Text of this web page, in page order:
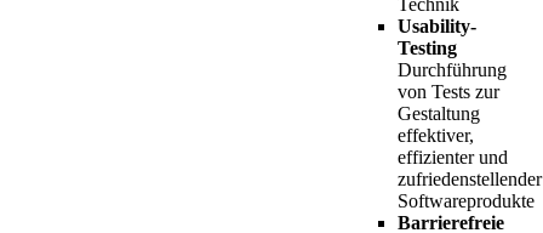
Technik
Usability-
Testing
Durchführung
von Tests zur
Gestaltung
effektiver,
effizienter und
zufriedenstellender
Softwareprodukte
Barrierefreie